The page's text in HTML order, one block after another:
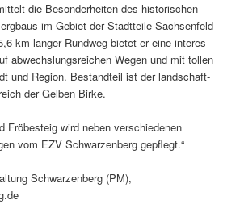
die Besonderheiten des histo­ri­schen
im Gebiet der Stadtteile Sachsenfeld
km langer Rundweg bietet er eine inter­es­
abwechs­lungs­rei­chen Wegen und mit tollen
und Region. Bestandteil ist der land­schaft­
der Gelben Birke.
Fröbesteig wird neben verschie­denen
vom EZV Schwarzenberg gepflegt.“
Schwarzenberg (PM),